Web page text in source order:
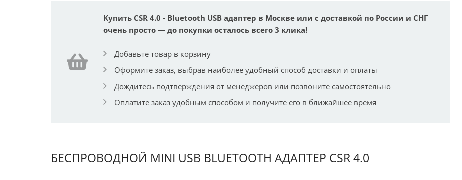
Купить CSR 4.0 - Bluetooth USB адаптер в Москве или с доставкой по России и СНГ
очень просто — до покупки осталось всего 3 клика!
Добавьте товар в корзину
Оформите заказ, выбрав наиболее удобный способ доставки и оплаты
Дождитесь подтверждения от менеджеров или позвоните самостоятельно
Оплатите заказ удобным способом и получите его в ближайшее время
БЕСПРОВОДНОЙ MINI USB BLUETOOTH АДАПТЕР CSR 4.0